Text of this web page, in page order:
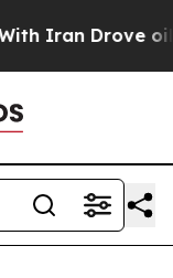
Drove oil